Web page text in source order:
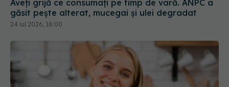
Aveți grijă ce consumați pe timp de vară. ANPC a
găsit pește alterat, mucegai și ulei degradat
24 iul 2026, 18:00